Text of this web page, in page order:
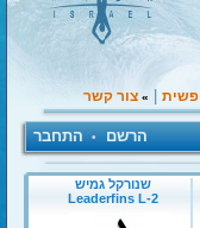
» צור קשר
הרשם • התחבר